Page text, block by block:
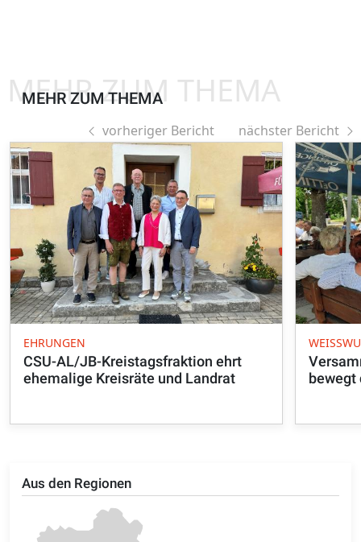
Aus den Regionen
MEHR ZUM THEMA
MEHR ZUM THEMA
vorheriger Bericht nächster Bericht
EHRUNGEN
CSU-AL/JB-Kreistagsfraktion ehrt
ehemalige Kreisräte und Landrat
bewegt